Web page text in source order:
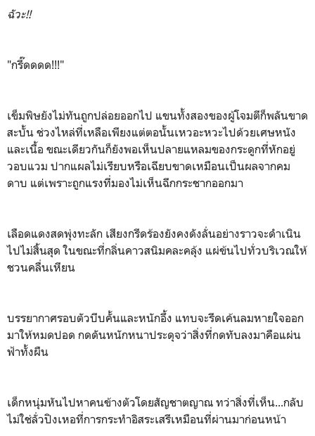
ฉัวะ!!
"กรี๊ดดดด!!!"
เข็มพิษยังไม่ทันถูกปล่อยออกไป แขนทั้งสองของผู้โจมตีก็พลันขาด
สะบั้น ช่วงไหล่ที่เหลือเพียงแต่ตอนั้นเหวอะหวะไปด้วยเศษหนัง
และเนื้อ ขณะเดียวกันก็ยังพอเห็นปลายแหลมของกระดูกที่หักอยู่
วอบแวม ปากแผลไม่เรียบหรือเฉียบขาดเหมือนเป็นผลจากคม
ดาบ แต่เพราะถูกแรงที่มองไม่เห็นฉีกกระชากออกมา
เลือดแดงสดพุ่งทะลัก เสียงกรีดร้องยังคงดังลั่นอย่างราวจะดำเนิน
ไปไม่สิ้นสุด ในขณะที่กลิ่นคาวสนิมคละคลุ้ง แผ่ข้นไปทั่วบริเวณให้
ชวนคลื่นเหียน
บรรยากาศรอบตัวบีบคั้นและหนักอึ้ง แทบจะรีดเค้นลมหายใจออก
มาให้หมดปอด กดดันหนักหนาประดุจว่าสิ่งที่กดทับลงมาคือแผ่น
ฟ้าทั้งผืน
เด็กหนุ่มหันไปหาคนข้างตัวโดยสัญชาตญาณ ทว่าสิ่งที่เห็น...กลับ
ไม่ใช่ลั่วปิงเหอที่การกระทำอิสระเสรีเหมือนที่ผ่านมาก่อนหน้า